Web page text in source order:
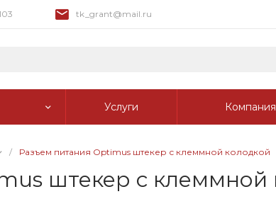
tk_grant@mail.ru
Услуги Компания
/ Разъем питания Optimus штекер с клеммной колодкой
штекер с клеммной